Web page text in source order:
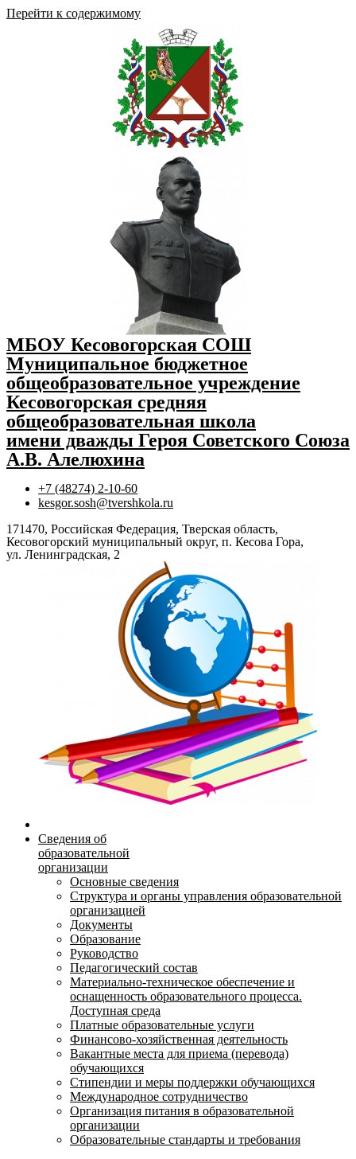
Перейти к содержимому
МБОУ Кесовогорская СОШ
Муниципальное бюджетное
общеобразовательное учреждение
Кесовогорская средняя
общеобразовательная школа
имени дважды Героя Советского Союза
А.В. Алелюхина
+7 (48274) 2-10-60
kesgor.sosh@tvershkola.ru
171470, Российская Федерация, Тверская область,
Кесовогорский муниципальный округ, п. Кесова Гора,
ул. Ленинградская, 2
Сведения об
образовательной
организации
Основные сведения
Структура и органы управления образовательной
организацией
Документы
Образование
Руководство
Педагогический состав
Материально-техническое обеспечение и
оснащенность образовательного процесса.
Доступная среда
Платные образовательные услуги
Финансово-хозяйственная деятельность
Вакантные места для приема (перевода)
обучающихся
Стипендии и меры поддержки обучающихся
Международное сотрудничество
Организация питания в образовательной
организации
Образовательные стандарты и требования